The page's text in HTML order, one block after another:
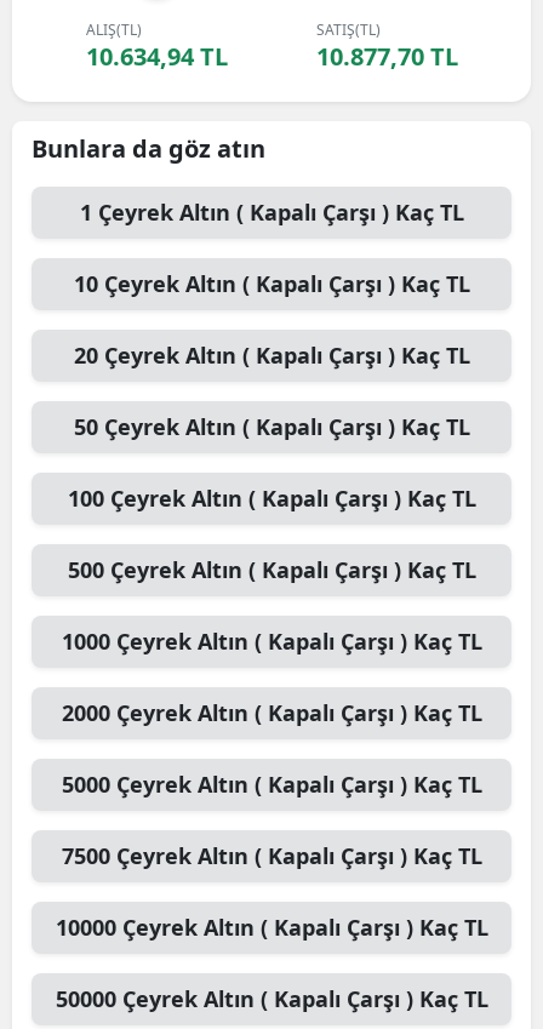
ALIŞ(TL)
10.634,94 TL
SATIŞ(TL)
10.877,70 TL
Bunlara da göz atın
1 Çeyrek Altın ( Kapalı Çarşı )Kaç TL
10 Çeyrek Altın ( Kapalı Çarşı )Kaç TL
20 Çeyrek Altın ( Kapalı Çarşı )Kaç TL
50 Çeyrek Altın ( Kapalı Çarşı )Kaç TL
100 Çeyrek Altın ( Kapalı Çarşı )Kaç TL
500 Çeyrek Altın ( Kapalı Çarşı )Kaç TL
1000 Çeyrek Altın ( Kapalı Çarşı )Kaç TL
2000 Çeyrek Altın ( Kapalı Çarşı )Kaç TL
5000 Çeyrek Altın ( Kapalı Çarşı )Kaç TL
7500 Çeyrek Altın ( Kapalı Çarşı )Kaç TL
10000 Çeyrek Altın ( Kapalı Çarşı )Kaç TL
50000 Çeyrek Altın ( Kapalı Çarşı )Kaç TL